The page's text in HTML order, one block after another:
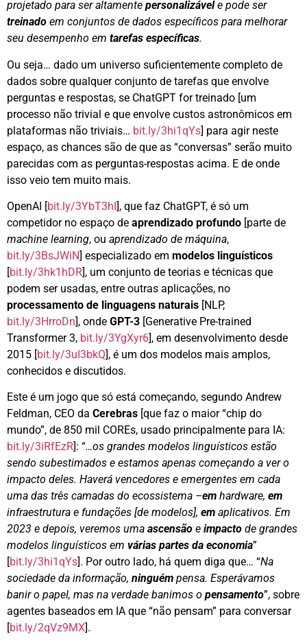
projetado para ser altamente personalizávele pode ser
treinado em conjuntos de dados específicos para melhorar
seu desempenho em tarefas específicas.
Ou seja… dado um universo suficientemente completo de
dados sobre qualquer conjunto de tarefas que envolve
perguntas e respostas, se ChatGPT for treinado [um
processo não trivial e que envolve custos astronômicos em
plataformas não triviais… bit.ly/3hi1qYs] para agir neste
espaço, as chances são de que as “conversas” serão muito
parecidas com as perguntas-respostas acima. E de onde
isso veio tem muito mais.
OpenAI [bit.ly/3YbT3hI], que faz ChatGPT, é só um
competidor no espaço de aprendizado profundo [parte de
machine learning, ou aprendizado de máquina,
bit.ly/3BsJWiN] especializado em modelos linguísticos
[bit.ly/3hk1hDR], um conjunto de teorias e técnicas que
podem ser usadas, entre outras aplicações, no
processamento de linguagens naturais [NLP,
bit.ly/3HrroDn], onde GPT-3 [Generative Pre-trained
Transformer 3, bit.ly/3YgXyr6], em desenvolvimento desde
2015 [bit.ly/3uI3bkQ], é um dos modelos mais amplos,
conhecidos e discutidos.
Este é um jogo que só está começando, segundo Andrew
Feldman, CEO da Cerebras [que faz o maior “chip do
mundo”, de 850 mil COREs, usado principalmente para IA:
bit.ly/3iRfEzR]: “…os grandes modelos linguísticos estão
sendo subestimados e estamos apenas começando a ver o
impacto deles. Haverá vencedores e emergentes em cada
uma das três camadas do ecossistema –em hardware, em
infraestrutura e fundações [de modelos], em aplicativos. Em
2023 e depois, veremos uma ascensão e impacto de grandes
modelos linguísticos em várias partes da economia”
[bit.ly/3hi1qYs]. Por outro lado, há quem diga que… “Na
sociedade da informação, ninguém pensa. Esperávamos
banir o papel, mas na verdade banimos o pensamento”, sobre
agentes baseados em IA que “não pensam” para conversar
[bit.ly/2qVz9MX].